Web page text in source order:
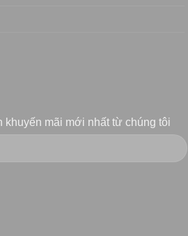
mãi mới nhất từ chúng tôi